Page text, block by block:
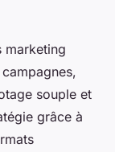
marketing
souple et
grâce à